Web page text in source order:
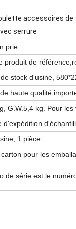
accessoires
serrure
prie.
produit de
stock d'usine,
haute qualité
G.W.5,4 kg. Pour
d'expédition
1 pièce
pour les
de série est le